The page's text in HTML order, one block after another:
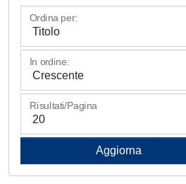
Ordina per:
In ordine:
Risultati/Pagina